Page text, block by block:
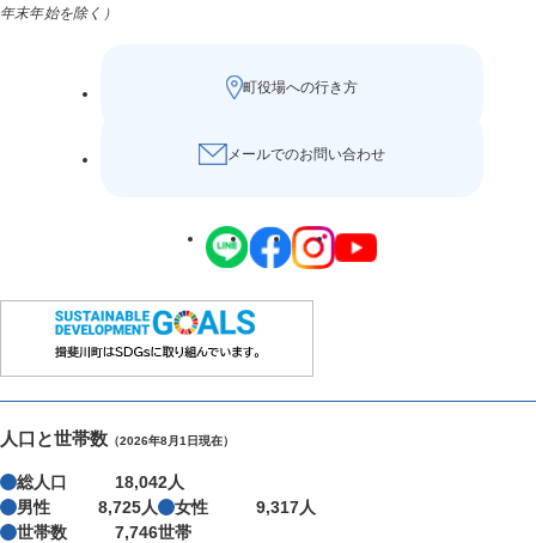
年末年始を除く）
町役場への行き方
メールでのお問い合わせ
人口と世帯数 （2026年8月1日現在）
総人口
18,042人
男性
8,725人 女性
9,317人
世帯数
7,746世帯